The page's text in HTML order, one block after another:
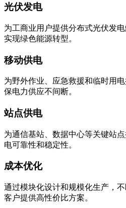
光伏发电
为工商业用户提供分布式光伏发
实现绿色能源转型。
移动供电
为野外作业、应急救援和临时用
保电力供应不间断。
站点供电
为通信基站、数据中心等关键站
电可靠性和稳定性。
成本优化
通过模块化设计和规模化生产，
客户提供高性价比方案。